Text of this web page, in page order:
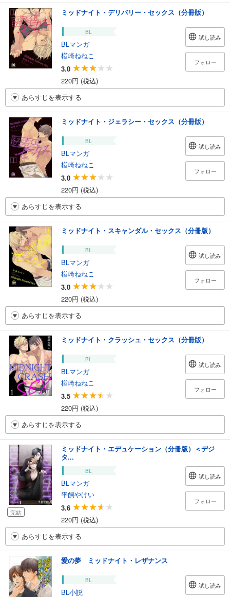
ミッドナイト・デリバリー・セックス（分冊版）
BL
BLマンガ
楢崎ねねこ
3.0
220円 (税込)
試し読み
フォロー
あらすじを表示する
ミッドナイト・ジェラシー・セックス（分冊版）
BL
BLマンガ
楢崎ねねこ
3.0
220円 (税込)
試し読み
フォロー
あらすじを表示する
ミッドナイト・スキャンダル・セックス（分冊版）
BL
BLマンガ
楢崎ねねこ
3.0
220円 (税込)
試し読み
フォロー
あらすじを表示する
ミッドナイト・クラッシュ・セックス（分冊版）
BL
BLマンガ
楢崎ねねこ
3.5
220円 (税込)
試し読み
フォロー
あらすじを表示する
完結
ミッドナイト・エデュケーション（分冊版）＜デジ
タ...
BL
BLマンガ
平飼やけい
3.6
220円 (税込)
試し読み
フォロー
あらすじを表示する
愛の夢 ミッドナイト・レザナンス
BL
BL小説
試し読み